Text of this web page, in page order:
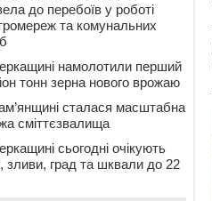
до перебоїв у роботі
та комунальних
намолотили перший
тонн зерна нового врожаю
сталася масштабна
сміттєзвалища
сьогодні очікують
зливи, град та шквали до 22